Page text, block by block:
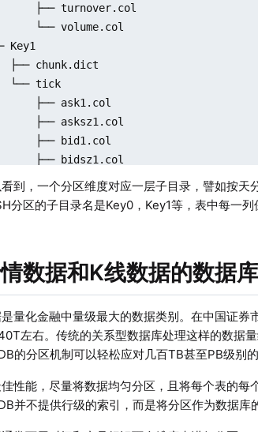
├── turnover.col
└── volume.col
Key1
├── chunk.dict
└── tick
├── ask1.col
├── asksz1.col
├── bid1.col
├── bidsz1.col
├── calendarday.col
├── instrument.col
├── lastp.col
├── tradingday.col
├── turnover.col
└── volume.col
Key2
├── chunk.dict
├── ask1.col
├── asksz1.col
到，一个分区维度对应一层子目录，譬如按
分区的子目录名是Key0，Key1等，表中每一
数据和K线数据的数据
量化金融中量级最大的数据类别。在中国证
左右。传统的关系型数据库处理这样的数据
的分区机制可以轻松应对几百TB甚至PB级别的
性能，尽量将数据均匀分区，且将每个表的
并不提供行级的索引，而是将分区作为数据库